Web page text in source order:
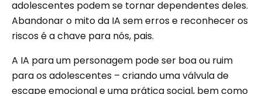
adolescentes podem se tornar dependentes deles.
Abandonar o mito da IA ​​sem erros e reconhecer os
riscos é a chave para nós, pais.
A IA para um personagem pode ser boa ou ruim
para os adolescentes – criando uma válvula de
escape emocional e uma prática social, bem como